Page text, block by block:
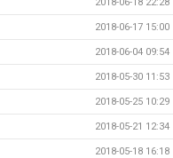
2018-06-17 15:00
2018-06-04 09:54
2018-05-30 11:53
2018-05-25 10:29
2018-05-21 12:34
2018-05-18 16:18